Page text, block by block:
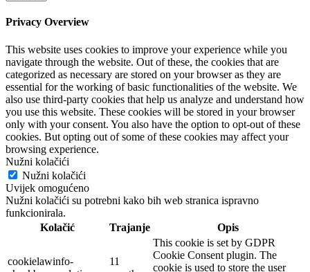
Privacy Overview
This website uses cookies to improve your experience while you
navigate through the website. Out of these, the cookies that are
categorized as necessary are stored on your browser as they are
essential for the working of basic functionalities of the website. We
also use third-party cookies that help us analyze and understand how
you use this website. These cookies will be stored in your browser
only with your consent. You also have the option to opt-out of these
cookies. But opting out of some of these cookies may affect your
browsing experience.
Nužni kolačići
Nužni kolačići
Uvijek omogućeno
Nužni kolačići su potrebni kako bih web stranica ispravno
funkcionirala.
Kolačić
Trajanje Opis
cookielawinfo-
11
This cookie is set by GDPR
Cookie Consent plugin. The
cookie is used to store the user